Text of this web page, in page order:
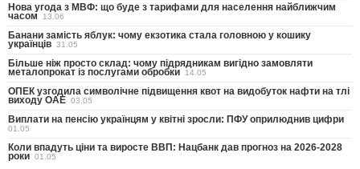
Нова угода з МВФ: що буде з тарифами для населення найближчим
часом 13.06
Банани замість яблук: чому екзотика стала головною у кошику
українців 31.05
Більше ніж просто склад: чому підрядникам вигідно замовляти
металопрокат із послугами обробки 14.05
ОПЕК узгодила символічне підвищення квот на видобуток нафти на тлі
виходу ОАЕ 03.05
Виплати на пенсію українцям у квітні зросли: ПФУ оприлюднив цифри
01.05
Коли впадуть ціни та виросте ВВП: Нацбанк дав прогноз на 2026-2028
роки 01.05